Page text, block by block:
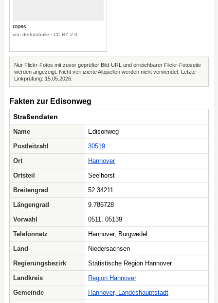
ropes
von derfotobulle · CC BY 2.0
Nur Flickr-Fotos mit zuvor geprüfter Bild-URL und erreichbarer Flickr-Fotoseite
werden angezeigt. Nicht verifizierte Altquellen werden nicht verwendet. Letzte
Linkprüfung: 15.05.2026.
Fakten zur Edisonweg
Straßendaten
Name
Edisonweg
Postleitzahl
30519
Ort
Hannover
Ortsteil
Seelhorst
Breitengrad
52.34211
Längengrad
9.786728
Vorwahl
0511, 05139
Telefonnetz
Hannover, Burgwedel
Land
Niedersachsen
Regierungsbezirk
Statistische Region Hannover
Landkreis
Region Hannover
Gemeinde
Hannover, Landeshauptstadt